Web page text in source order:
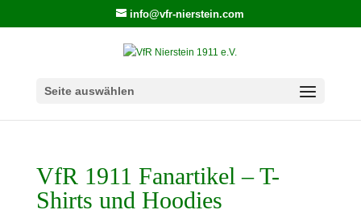
info@vfr-nierstein.com
Seite auswählen
VfR 1911 Fanartikel – T-
Shirts und Hoodies